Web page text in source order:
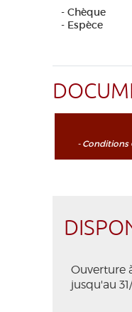
- Chèque
- Espèce
- Conditions
Ouverture
jusqu'au